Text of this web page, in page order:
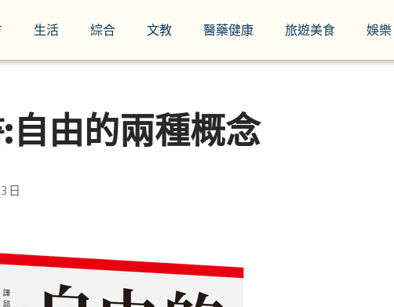
生活 綜合 文教 醫藥健康 旅遊美食 娛樂
自由的兩種概念
日